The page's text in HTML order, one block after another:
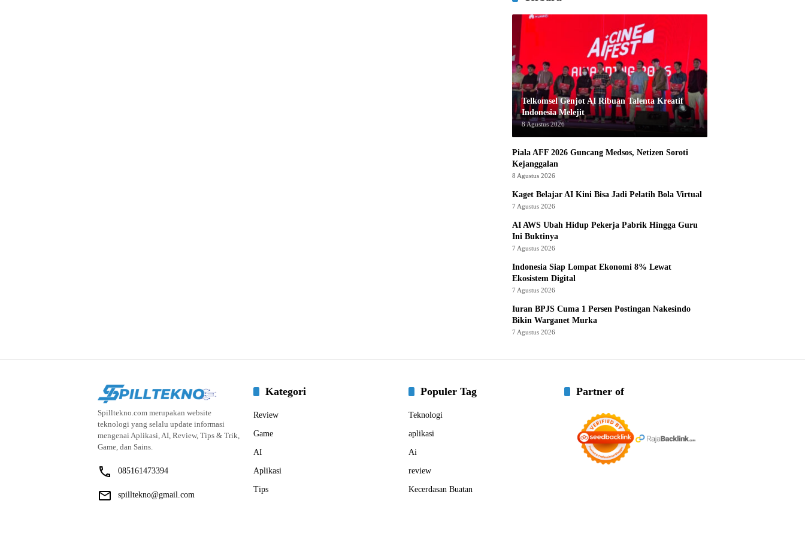
Telkomsel Genjot AI Ribuan Talenta Kreatif
Indonesia Melejit
8 Agustus 2026
Piala AFF 2026 Guncang Medsos, Netizen Soroti
Kejanggalan
8 Agustus 2026
Kaget Belajar AI Kini Bisa Jadi Pelatih Bola Virtual
7 Agustus 2026
AI AWS Ubah Hidup Pekerja Pabrik Hingga Guru
Ini Buktinya
7 Agustus 2026
Indonesia Siap Lompat Ekonomi 8% Lewat
Ekosistem Digital
7 Agustus 2026
Iuran BPJS Cuma 1 Persen Postingan Nakesindo
Bikin Warganet Murka
7 Agustus 2026
Spilltekno.com merupakan website
teknologi yang selalu update informasi
mengenai Aplikasi, AI, Review, Tips & Trik,
Game, dan Sains.
085161473394
spilltekno@gmail.com
Kategori
Review
Game
AI
Aplikasi
Tips
Populer Tag
Teknologi
aplikasi
Ai
review
Kecerdasan Buatan
Partner of